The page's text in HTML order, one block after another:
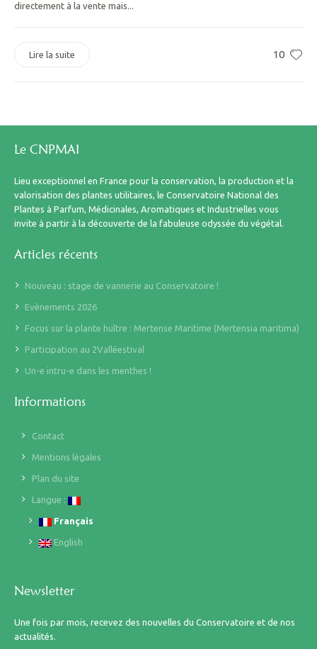
directement à la vente mais...
10
Lire la suite
Le CNPMAI
Lieu exceptionnel en France pour la conservation, la production et la
valorisation des plantes utilitaires, le Conservatoire National des
Plantes à Parfum, Médicinales, Aromatiques et Industrielles vous
invite à partir à la découverte de la fabuleuse odyssée du végétal.
Articles récents
Nouveau : stage de vannerie au Conservatoire !
Evènements 2026
Focus sur la plante huître : Mertense Maritime (Mertensia maritima)
Participation au 2Valléestival
Un-e intru-e dans les menthes !
Informations
Contact
Mentions légales
Plan du site
Langue :
Français
English
Newsletter
Une fois par mois, recevez des nouvelles du Conservatoire et de nos
actualités.